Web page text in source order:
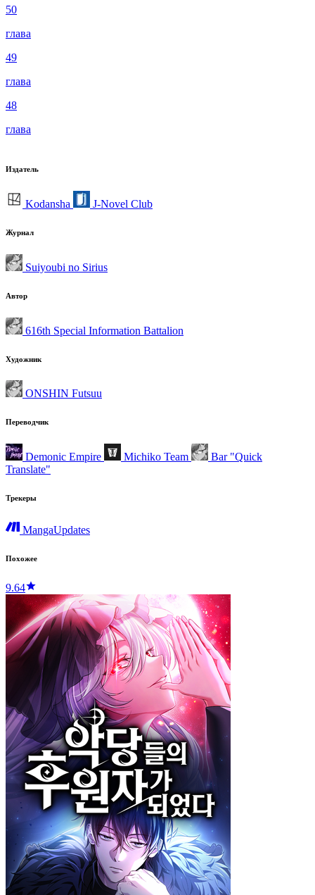
50
глава
49
глава
48
глава
Издатель
Kodansha J-Novel Club
Журнал
Suiyoubi no Sirius
Автор
616th Special Information Battalion
Художник
ONSHIN Futsuu
Переводчик
Demonic Empire Michiko Team
Bar "Quick
Translate"
Трекеры
MangaUpdates
Похожее
9.64